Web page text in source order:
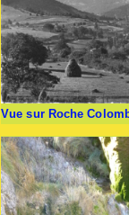
Vue sur Roche